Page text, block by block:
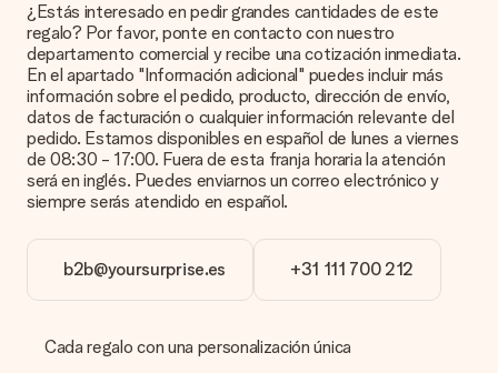
satisfecho con tu regalo. Por eso es importante utilizar fotos
de alta calidad. Si no estás seguro de la calidad de la imagen,
ponte en contacto con nuestro equipo de atención al cliente e
incluye la foto junto con el regalo que te interesa encargar.
Ellos podrán comprobar la calidad por ti.
¿Qué formatos puedo cargar?
Puedes carga archivos JPG y PNG en nuestro editor. ¿Es
esto demasiado técnico o tienes una imagen de un formato
diferente que te gustaría usar? Ponte en contacto con
encantados de ayudarte para que puedas crear el regalo que
deseas!
disponible?
¿Estás buscando un regalo específico o un regalo en un color
¿Estás interesado en pedir grandes cantidades de este
regalo? Por favor, ponte en contacto con nuestro
departamento comercial y recibe una cotización inmediata.
En el apartado "Información adicional" puedes incluir más
información sobre el pedido, producto, dirección de envío,
datos de facturación o cualquier información relevante del
pedido. Estamos disponibles en español de lunes a viernes
de 08:30 - 17:00. Fuera de esta franja horaria la atención
será en inglés. Puedes enviarnos un correo electrónico y
siempre serás atendido en español.
b2b@yoursurprise.es +31 111 700 212
Cada regalo con una personalización única